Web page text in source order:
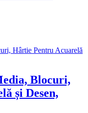
Blocuri,
și Desen,